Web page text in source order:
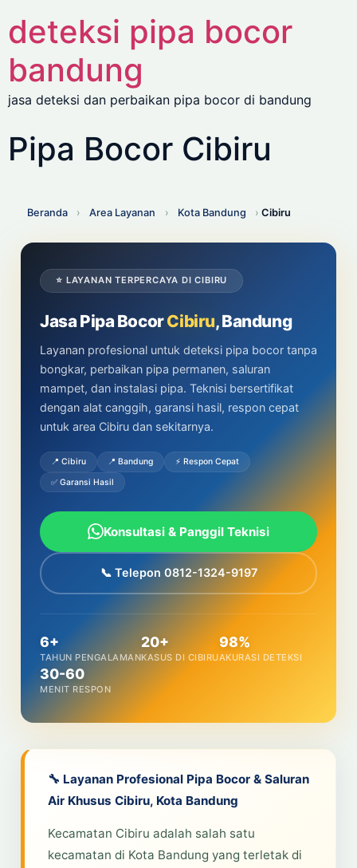
deteksi pipa bocor
bandung
jasa deteksi dan perbaikan pipa bocor di bandung
Pipa Bocor Cibiru
Beranda › Area Layanan › Kota Bandung › Cibiru
⭐ LAYANAN TERPERCAYA DI CIBIRU
Jasa Pipa BocorCibiru, Bandung
Layanan profesional untuk deteksi pipa bocor tanpa
bongkar, perbaikan pipa permanen, saluran
mampet, dan instalasi pipa. Teknisi bersertifikat
dengan alat canggih, garansi hasil, respon cepat
untuk area Cibiru dan sekitarnya.
📍 Cibiru 📍 Bandung
⚡ Respon Cepat
✅ Garansi Hasil
Konsultasi & Panggil Teknisi
📞 Telepon 0812-1324-9197
6+
TAHUN PENGALAMAN
20+
KASUS DI CIBIRU
98%
AKURASI DETEKSI
30-60
MENIT RESPON
🔧 Layanan Profesional Pipa Bocor & Saluran
Air Khusus Cibiru, Kota Bandung
Kecamatan Cibiru adalah salah satu
kecamatan di Kota Bandung yang terletak di